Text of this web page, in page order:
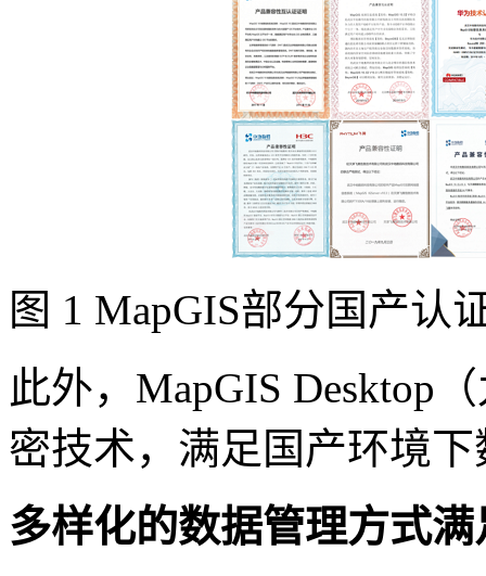
图 1 MapGIS部分国产认
此外，MapGIS Desktop
密技术，满足国产环境
多样化的数据管理方式